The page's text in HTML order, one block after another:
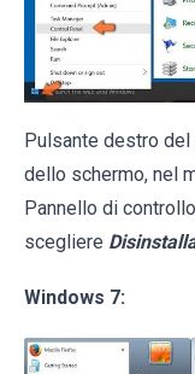
Pulsante destro
dello schermo, nel
Pannello di
scegliere
Windows 7: